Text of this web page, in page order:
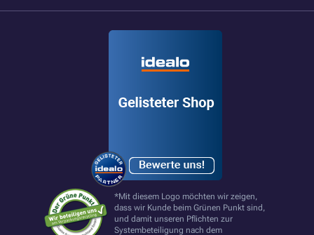
*Mit diesem Logo möchten wir zeigen,
dass wir Kunde beim Grünen Punkt sind,
und damit unseren Pflichten zur
Systembeteiligung nach dem